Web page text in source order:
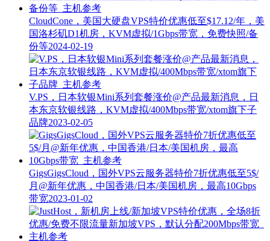
CloudCone，美国大硬盘VPS特价优惠低至$17.12/年，美
国洛杉矶D1机房，KVM虚拟/1Gbps带宽，免费快照/备
份等2024-02-19
V.PS，日本软银Mini系列套餐涨价@产品最新消息，日
本东京软银线路，KVM虚拟/400Mbps带宽/xtom旗下子
品牌2023-02-05
GigsGigsCloud，国外VPS云服务器特价7折优惠低至5$/
月@新年优惠，中国香港/日本/美国机房，最高10Gbps
带宽2023-01-02